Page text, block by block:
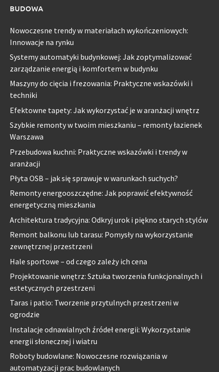
BUDOWA
Nowoczesne trendy w materiałach wykończeniowych:
Innowacje na rynku
Systemy automatyki budynkowej: Jak zoptymalizować
zarządzanie energią i komfortem w budynku
Maszyny do cięcia i frezowania: Praktyczne wskazówki i
techniki
Efektowne tapety: Jak wykorzystać je w aranżacji wnętrz
Szybkie remonty w twoim mieszkaniu – remonty łazienek
Warszawa
Przebudowa kuchni: Praktyczne wskazówki i trendy w
aranżacji
Płyta OSB – jak się sprawuje w warunkach suchych?
Remonty energooszczędne: Jak poprawić efektywność
energetyczną mieszkania
Architektura tradycyjna: Odkryj urok i piękno starych stylów
Remont balkonu lub tarasu: Pomysły na wykorzystanie
zewnętrznej przestrzeni
Hale sportowe – od czego zależy ich cena
Projektowanie wnętrz: Sztuka tworzenia funkcjonalnych i
estetycznych przestrzeni
Taras i patio: Tworzenie przytulnych przestrzeni w
ogrodzie
Instalacje odnawialnych źródeł energii: Wykorzystanie
energii słonecznej i wiatru
Roboty budowlane: Nowoczesne rozwiązania w
automatyzacji prac budowlanych